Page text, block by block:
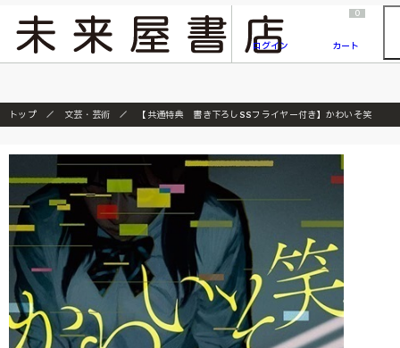
『ONE PIECE magazine 021 ONE PIECEカード付き同梱版』発売延期のご案内
ログイン
0
カート
トップ 文芸・芸術 【共通特典 書き下ろしSSフライヤー付き】かわいそ笑